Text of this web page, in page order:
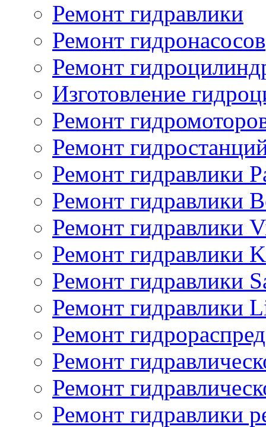
Ремонт гидравлики
Ремонт гидронасосов
Ремонт
Изготовление
Ремонт
Ремонт
Ремонт гидравлики
Ремонт гидравлики
Ремонт гидравлики
Ремонт гидравлики
Ремонт гидравлики
Ремонт гидравлики
Ремонт
Ремонт
Ремонт
Ремонт гидравлики